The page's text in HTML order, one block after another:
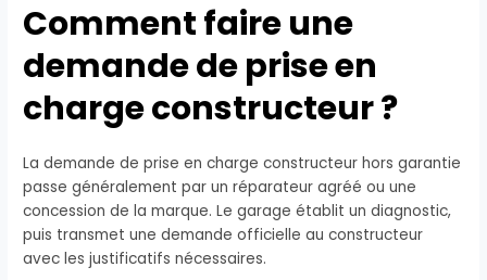
Comment faire une
demande de prise en
charge constructeur ?
La demande de prise en charge constructeur hors garantie
passe généralement par un réparateur agréé ou une
concession de la marque. Le garage établit un diagnostic,
puis transmet une demande officielle au constructeur
avec les justificatifs nécessaires.